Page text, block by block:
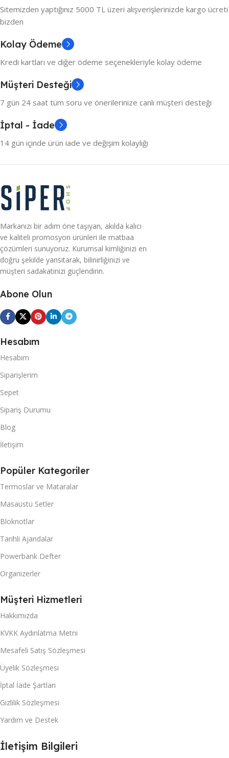
Sitemizden yaptığınız 5000 TL üzeri alışverişlerinizde kargo ücreti
bizden
Kolay Ödeme
Kredi kartları ve diğer ödeme seçenekleriyle kolay ödeme
Müşteri Desteği
7 gün 24 saat tüm soru ve önerilerinize canlı müşteri desteği
İptal - İade
14 gün içinde ürün iade ve değişim kolaylığı
Markanızı bir adım öne taşıyan, akılda kalıcı
ve kaliteli promosyon ürünleri ile matbaa
çözümleri sunuyoruz. Kurumsal kimliğinizi en
doğru şekilde yansıtarak, bilinirliğinizi ve
müşteri sadakatinizi güçlendirin.
Abone Olun
Hesabım
Hesabım
Siparişlerim
Sepet
Sipariş Durumu
Blog
İletişim
Popüler Kategoriler
Termoslar ve Mataralar
Masaüstü Setler
Bloknotlar
Tarihli Ajandalar
Powerbank Defter
Organizerler
Müşteri Hizmetleri
Hakkımızda
KVKK Aydınlatma Metni
Mesafeli Satış Sözleşmesi
Üyelik Sözleşmesi
İptal İade Şartları
Gizlilik Sözleşmesi
Yardım ve Destek
İletişim Bilgileri